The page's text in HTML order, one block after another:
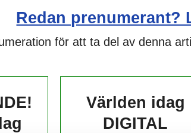
Redan prenumerant?
för att ta del av denna
Världen idag
DIGITAL